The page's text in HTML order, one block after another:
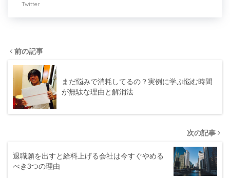
Twitter
前の記事
まだ悩みで消耗してるの？実例に学ぶ悩む時間
が無駄な理由と解消法
次の記事
退職願を出すと給料上げる会社は今すぐやめる
べき3つの理由